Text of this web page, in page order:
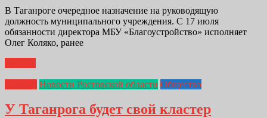
В Таганроге очередное назначение на руководящую
должность муниципального учреждения. С 17 июля
обязанности директора МБУ «Благоустройство» исполняет
Олег Коляко, ранее
Новости Ростовской области Общество
У Таганрога будет свой кластер